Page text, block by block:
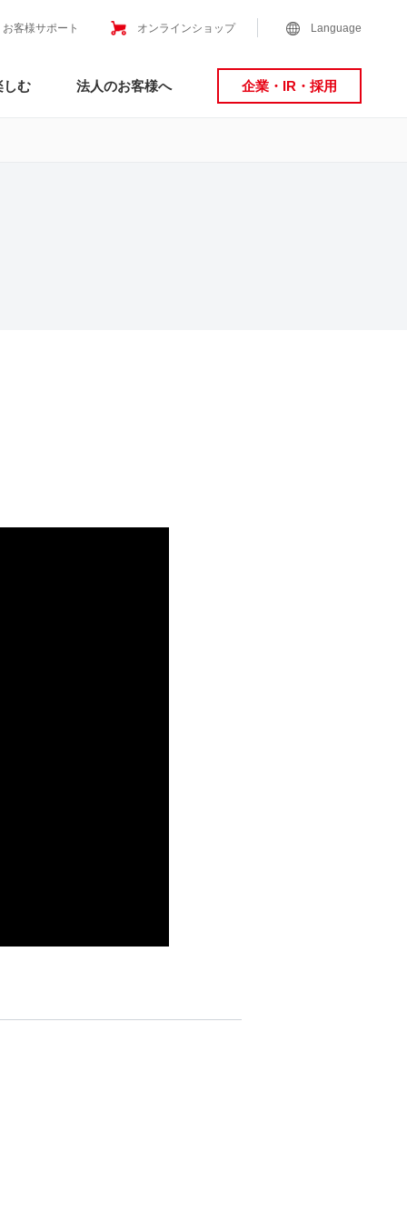
お客様サポート オンラインショップ Language
しむ 法人のお客様へ 企業・IR・採用